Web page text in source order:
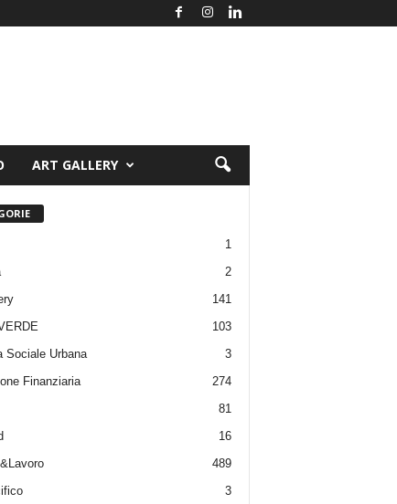
ART GALLERY
1
2
141
103
Sociale Urbana
3
Finanziaria
274
81
16
489
3